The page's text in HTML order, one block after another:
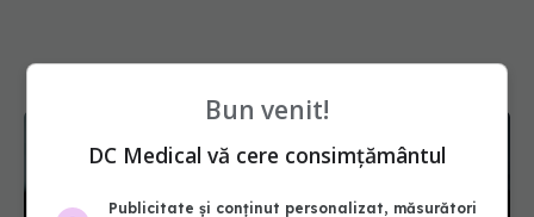
Bun venit!
DC Medical vă cere consimțământul
Publicitate și conținut personalizat, măsurători